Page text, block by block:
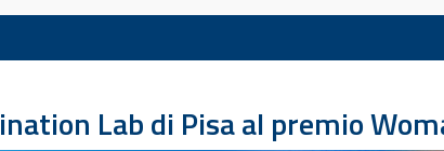
Lab di Pisa al premio